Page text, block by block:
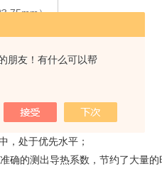
朋友！有什么可以帮
）
，处于优先水平；
确的测出导热系数，节约了大量的